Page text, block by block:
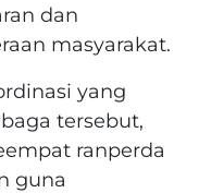
dan
masyarakat.
yang
tersebut,
ranperda
guna